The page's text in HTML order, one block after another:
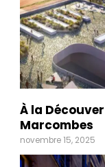
À la
Marcombes
novembre 15, 2025